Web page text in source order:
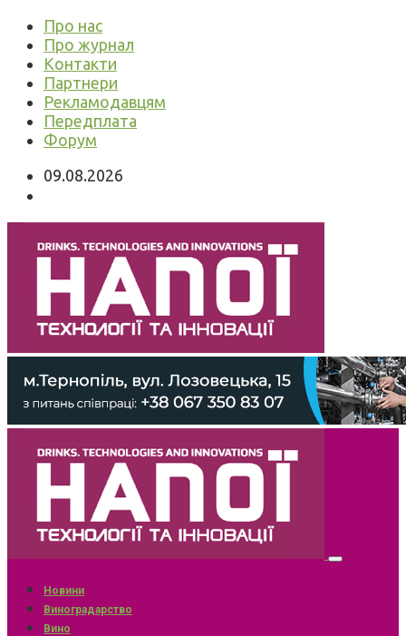
Про нас
Про журнал
Контакти
Партнери
Рекламодавцям
Передплата
Форум
09.08.2026
Новини
Виноградарство
Вино